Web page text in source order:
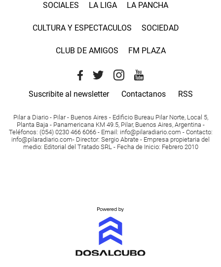
SOCIALES LA LIGA LA PANCHA
CULTURA Y ESPECTACULOS SOCIEDAD
CLUB DE AMIGOS FM PLAZA
Suscribite al newsletter Contactanos RSS
Pilar a Diario - Pilar - Buenos Aires - Edificio Bureau Pilar Norte, Local 5,
Planta Baja - Panamericana KM 49.5, Pilar, Buenos Aires, Argentina -
Teléfonos: (054) 0230 466 6066 - Email : info@pilaradiario.com - Contacto:
info@pilaradiario.com- Director: Sergio Abrate - Empresa propietaria del
medio: Editorial del Tratado SRL - Fecha de Inicio: Febrero 2010